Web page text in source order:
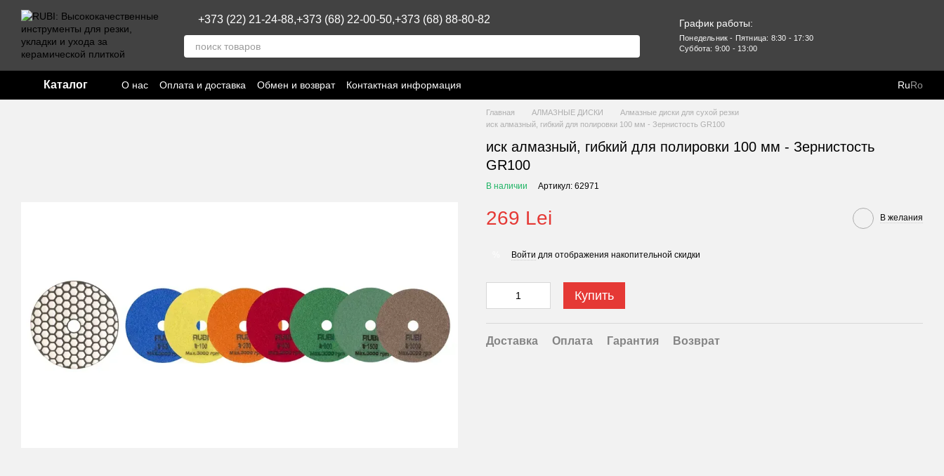
Перейти к основному контенту
+373 (22) 21-24-88,+373 (68) 22-00-50,+373 (68) 88-80-82 График работы:
Понедельник - Пятница: 8:30 - 17:30
Суббота: 9:00 - 13:00
Каталог О нас Оплата и доставка Обмен и возврат Контактная информация RuRo
Главная АЛМАЗНЫЕ ДИСКИ
Алмазные диски для сухой резки
иск алмазный, гибкий для полировки 100 мм - Зернистость GR100
иск алмазный, гибкий для полировки 100 мм - Зернистость
GR100
В наличии Артикул: 62971
269 Lei В желания
Войти для отображения накопительной скидки
Купить
Доставка Оплата Гарантия Возврат